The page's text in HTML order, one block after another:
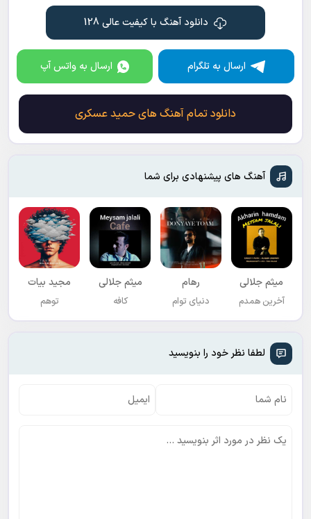
دانلود آهنگ با کیفیت عالی 128
ارسال به تلگرام ارسال به واتس آپ
دانلود تمام آهنگ های حمید عسکری
آهنگ های پیشنهادی برای شما
میثم جلالی
آخرین همدم
رهام
دنیای توام
میثم جلالی
کافه
مجید بیات
توهم
لطفا نظر خود را بنویسید